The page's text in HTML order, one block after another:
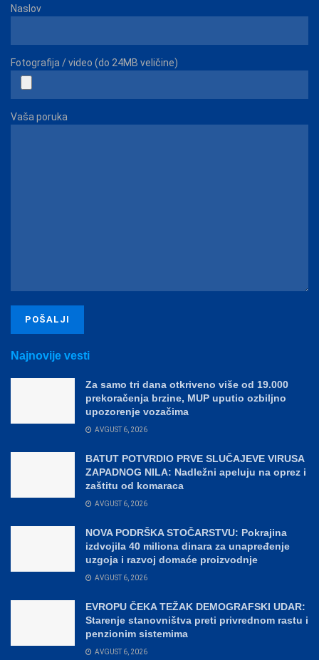
Naslov
Fotografija / video (do 24MB veličine)
Vaša poruka
Najnovije vesti
Za samo tri dana otkriveno više od 19.000
prekoračenja brzine, MUP uputio ozbiljno
upozorenje vozačima
AVGUST 6, 2026
BATUT POTVRDIO PRVE SLUČAJEVE VIRUSA
ZAPADNOG NILA: Nadležni apeluju na oprez i
zaštitu od komaraca
AVGUST 6, 2026
NOVA PODRŠKA STOČARSTVU: Pokrajina
izdvojila 40 miliona dinara za unapređenje
uzgoja i razvoj domaće proizvodnje
AVGUST 6, 2026
EVROPU ČEKA TEŽAK DEMOGRAFSKI UDAR:
Starenje stanovništva preti privrednom rastu i
penzionim sistemima
AVGUST 6, 2026